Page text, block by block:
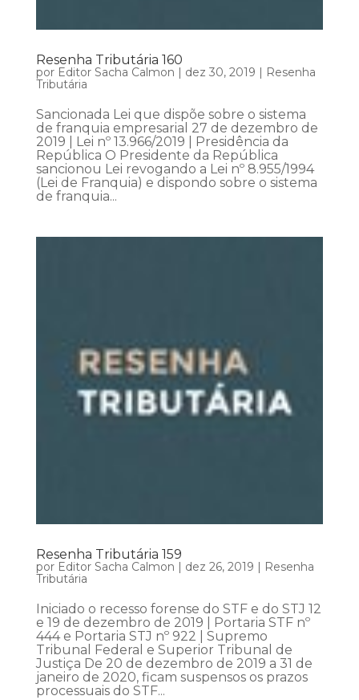
Resenha Tributária 160
por Editor Sacha Calmon | dez 30, 2019 | Resenha
Tributária
Sancionada Lei que dispõe sobre o sistema
de franquia empresarial 27 de dezembro de
2019 | Lei nº 13.966/2019 | Presidência da
República O Presidente da República
sancionou Lei revogando a Lei nº 8.955/1994
(Lei de Franquia) e dispondo sobre o sistema
de franquia...
Resenha Tributária 159
por Editor Sacha Calmon dez 26, 2019
Resenha
Tributária
Iniciado o recesso forense do STF e do STJ 12
e 19 de dezembro de 2019 | Portaria STF nº
444 e Portaria STJ nº 922 | Supremo
Tribunal Federal e Superior Tribunal de
Justiça De 20 de dezembro de 2019 a 31 de
janeiro de 2020, ficam suspensos os prazos
processuais do STF...